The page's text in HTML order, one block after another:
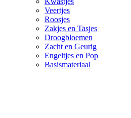
Veertjes
Roosjes
Zakjes en Tasjes
Droogbloemen
Zacht en Geurig
Engeltjes en Pop
Basismateriaal